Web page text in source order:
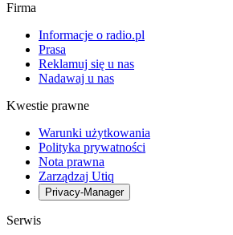
Firma
Informacje o radio.pl
Prasa
Reklamuj się u nas
Nadawaj u nas
Kwestie prawne
Warunki użytkowania
Polityka prywatności
Nota prawna
Zarządzaj Utiq
Privacy-Manager
Serwis